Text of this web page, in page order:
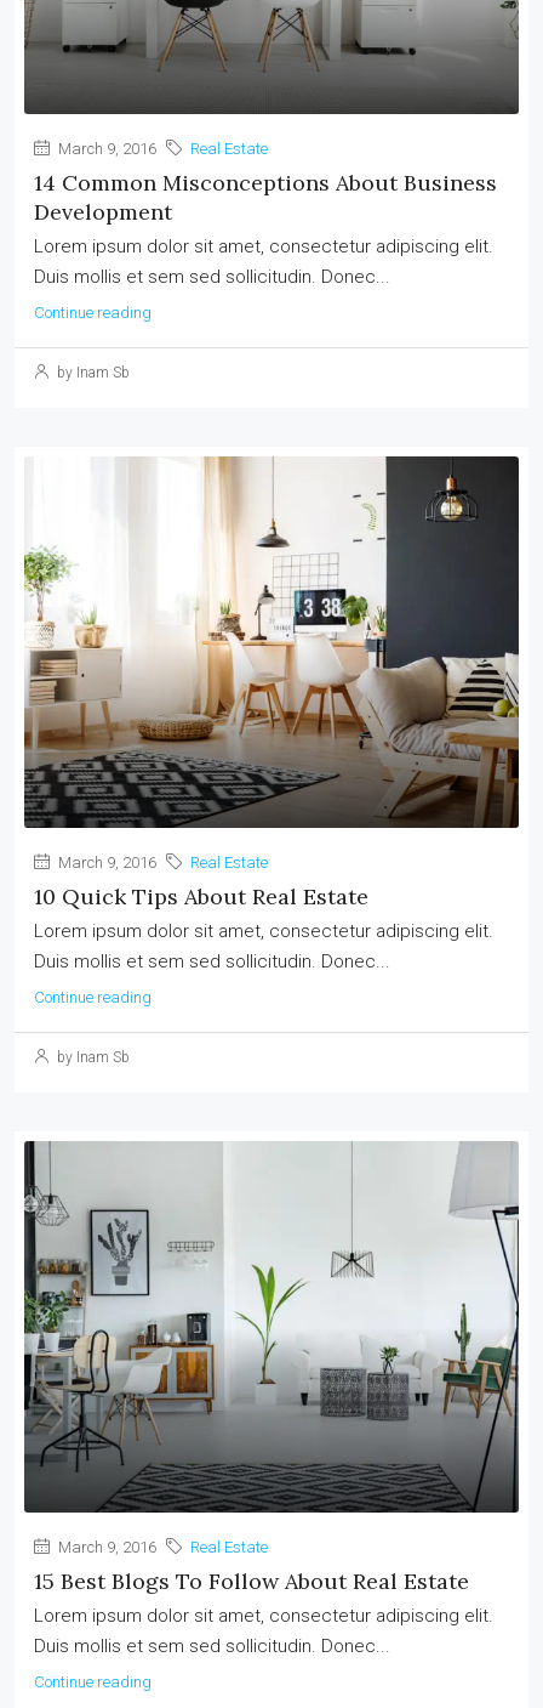
March 9, 2016 Real Estate
14 Common Misconceptions About Business
Development
Lorem ipsum dolor sit amet, consectetur adipiscing elit.
Duis mollis et sem sed sollicitudin. Donec...
Continue reading
by Inam Sb
March 9, 2016 Real Estate
10 Quick Tips About Real Estate
Lorem ipsum dolor sit amet, consectetur adipiscing elit.
Duis mollis et sem sed sollicitudin. Donec...
Continue reading
by Inam Sb
March 9, 2016 Real Estate
15 Best Blogs To Follow About Real Estate
Lorem ipsum dolor sit amet, consectetur adipiscing elit.
Duis mollis et sem sed sollicitudin. Donec...
Continue reading